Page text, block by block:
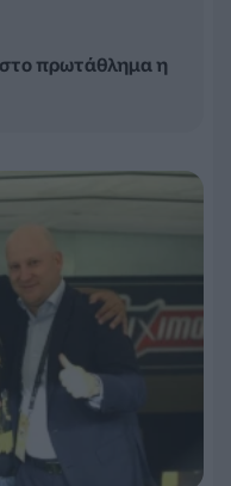
πρωτάθλημα η